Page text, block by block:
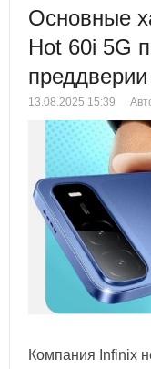
Основные
Hot 60i 5G
13.08.2025 15:39
Компания Infinix